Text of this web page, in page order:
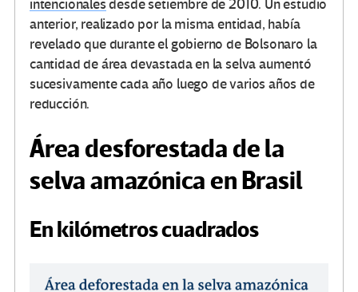
intencionalesdesde setiembre de 2010. Un estudio
anterior, realizado por la misma entidad, había
revelado que durante el gobierno de Bolsonaro la
cantidad de área devastada en la selva aumentó
sucesivamente cada año luego de varios años de
reducción.
Área desforestada de la
selva amazónica en Brasil
En kilómetros cuadrados